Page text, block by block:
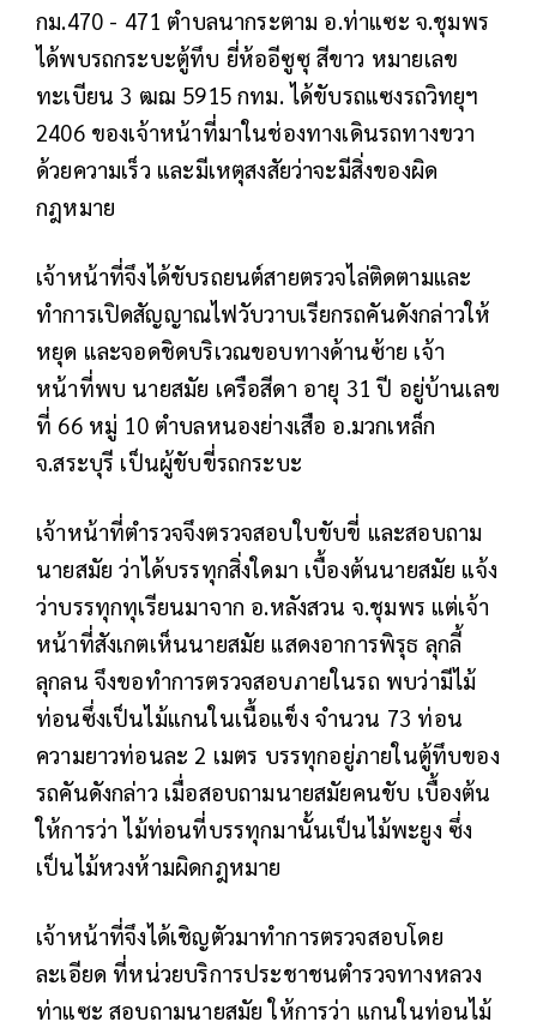
กม.470 - 471 ตำบลนากระตาม อ.ท่าแซะ จ.ชุมพร
ได้พบรถกระบะตู้ทึบ ยี่ห้ออีซูซุ สีขาว หมายเลข
ทะเบียน 3 ฒฌ 5915 กทม. ได้ขับรถแซงรถวิทยุฯ
2406 ของเจ้าหน้าที่มาในช่องทางเดินรถทางขวา
ด้วยความเร็ว และมีเหตุสงสัยว่าจะมีสิ่งของผิด
กฎหมาย
เจ้าหน้าที่จึงได้ขับรถยนต์สายตรวจไล่ติดตามและ
ทำการเปิดสัญญาณไฟวับวาบเรียกรถคันดังกล่าวให้
หยุด และจอดชิดบริเวณขอบทางด้านซ้าย เจ้า
หน้าที่พบ นายสมัย เครือสีดา อายุ 31 ปี อยู่บ้านเลข
ที่ 66 หมู่ 10 ตำบลหนองย่างเสือ อ.มวกเหล็ก
จ.สระบุรี เป็นผู้ขับขี่รถกระบะ
เจ้าหน้าที่ตำรวจจึงตรวจสอบใบขับขี่ และสอบถาม
นายสมัย ว่าได้บรรทุกสิ่งใดมา เบื้องต้นนายสมัย แจ้ง
ว่าบรรทุกทุเรียนมาจาก อ.หลังสวน จ.ชุมพร แต่เจ้า
หน้าที่สังเกตเห็นนายสมัย แสดงอาการพิรุธ ลุกลี้
ลุกลน จึงขอทำการตรวจสอบภายในรถ พบว่ามีไม้
ท่อนซึ่งเป็นไม้แกนในเนื้อแข็ง จำนวน 73 ท่อน
ความยาวท่อนละ 2 เมตร บรรทุกอยู่ภายในตู้ทึบของ
รถคันดังกล่าว เมื่อสอบถามนายสมัยคนขับ เบื้องต้น
ให้การว่า ไม้ท่อนที่บรรทุกมานั้นเป็นไม้พะยูง ซึ่ง
เป็นไม้หวงห้ามผิดกฎหมาย
เจ้าหน้าที่จึงได้เชิญตัวมาทำการตรวจสอบโดย
ละเอียด ที่หน่วยบริการประชาชนตำรวจทางหลวง
ท่าแซะ สอบถามนายสมัย ให้การว่า แกนในท่อนไม้